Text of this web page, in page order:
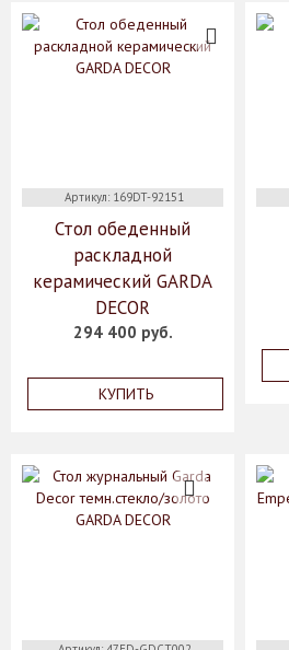
Артикул: 169DT-92151
Стол обеденный
раскладной
керамический GARDA
DECOR
294 400 руб.
КУПИТЬ